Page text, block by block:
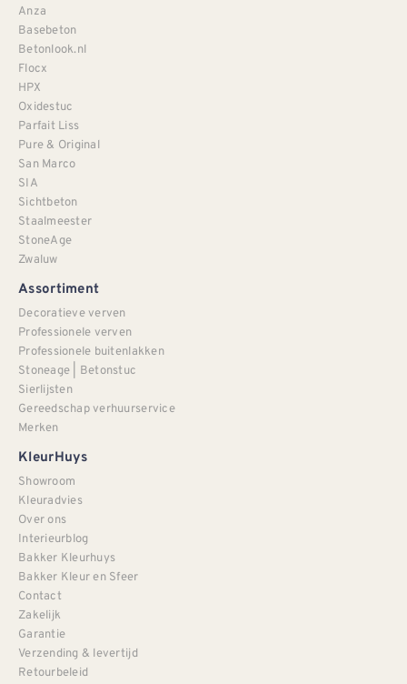
Anza
Basebeton
Betonlook.nl
Flocx
HPX
Oxidestuc
Parfait Liss
Pure & Original
San Marco
SIA
Sichtbeton
Staalmeester
StoneAge
Zwaluw
Assortiment
Decoratieve verven
Professionele verven
Professionele buitenlakken
Stoneage | Betonstuc
Sierlijsten
Gereedschap verhuurservice
Merken
KleurHuys
Showroom
Kleuradvies
Over ons
Interieurblog
Bakker Kleurhuys
Bakker Kleur en Sfeer
Contact
Zakelijk
Garantie
Verzending & levertijd
Retourbeleid